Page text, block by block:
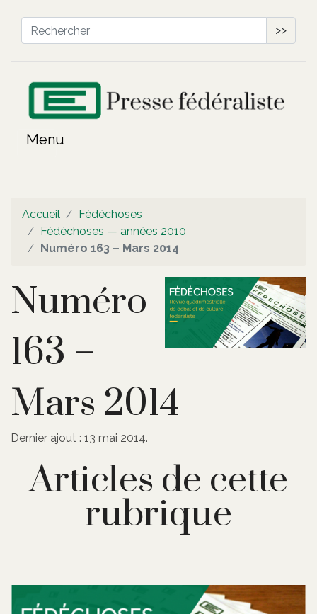
>>
Accueil
Fédéchoses
Fédéchoses — années 2010
Numéro 163 – Mars 2014
Numéro
163 –
Mars 2014
Dernier ajout : 13 mai 2014.
Articles de cette
rubrique